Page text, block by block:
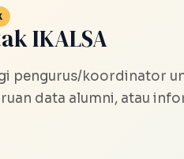
IKALSA
pengurus/koordinator
data alumni, atau